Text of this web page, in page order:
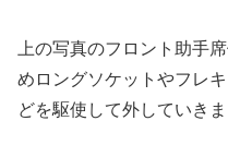
上の写真のフロント助手
めロングソケットやフレ
どを駆使して外していきま